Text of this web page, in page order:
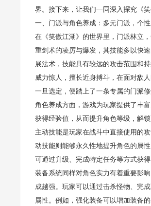
界。接下来，让我们一同深入探究《
一、门派与角色养成：多元门派，个
在《笑傲江湖》的世界里，门派林立
重剑术的凌厉与爆发，其技能多以快
展法术，技能具有较远的攻击范围和
威力惊人，擅长近身搏斗，在面对敌
一旦选定，便踏上了一条专属的门派修
角色养成方面，游戏为玩家提供了丰
获得经验值，从而提升角色等级，解
主动技能是玩家在战斗中直接使用的
动技能则能够永久性地提升角色的属
可通过升级、完成特定任务等方式获得
装备系统同样对角色实力有着重要影
成越强。玩家可以通过击杀怪物、完
属性。例如，强化装备可以增加装备